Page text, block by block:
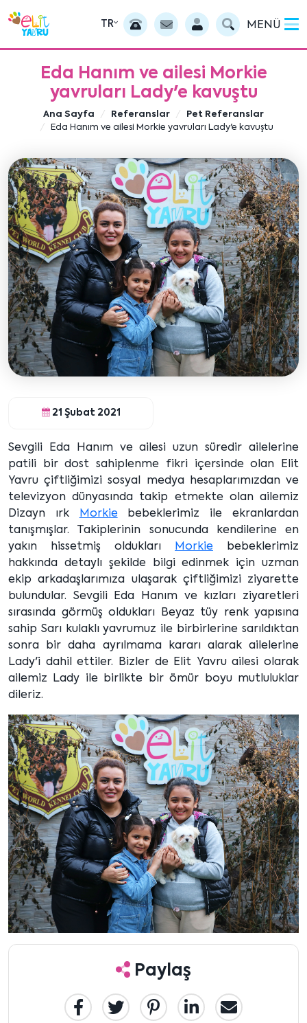
TR MENÜ
Eda Hanım ve ailesi Morkie
yavruları Lady'e kavuştu
Ana Sayfa Referanslar
Pet Referanslar
Eda Hanım ve ailesi Morkie yavruları Lady'e kavuştu
21 Şubat 2021
Sevgili Eda Hanım ve ailesi uzun süredir ailelerine
patili bir dost sahiplenme fikri içersinde olan Elit
Yavru çiftliğimizi sosyal medya hesaplarımızdan ve
televizyon dünyasında takip etmekte olan ailemiz
Dizayn ırk
Morkiebebeklerimiz ile ekranlardan
tanışmışlar. Takiplerinin sonucunda kendilerine en
yakın hissetmiş oldukları
Morkie bebeklerimiz
hakkında detaylı şekilde bilgi edinmek için uzman
ekip arkadaşlarımıza ulaşarak çiftliğimizi ziyarette
bulundular. Sevgili Eda Hanım ve kızları ziyaretleri
sırasında görmüş oldukları Beyaz tüy renk yapısına
sahip Sarı kulaklı yavrumuz ile birbirlerine sarıldıktan
sonra bir daha ayrılmama kararı alarak ailelerine
Lady'i dahil ettiler. Bizler de Elit Yavru ailesi olarak
ailemiz Lady ile birlikte bir ömür boyu mutluluklar
dileriz.
Paylaş